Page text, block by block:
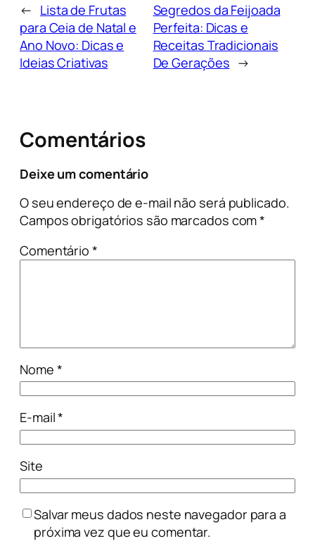
← Lista de Frutas
para Ceia de Natal e
Ano Novo: Dicas e
Ideias Criativas
Segredos da Feijoada
Perfeita: Dicas e
Receitas Tradicionais
De Gerações →
Comentários
Deixe um comentário
O seu endereço de e-mail não será publicado.
Campos obrigatórios são marcados com*
Comentário *
Nome *
E-mail*
Site
Salvar meus dados neste navegador para a
próxima vez que eu comentar.